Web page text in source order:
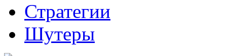
Стратегии
Шутеры